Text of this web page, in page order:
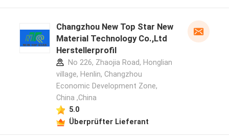
Changzhou New Top Star New
Material Technology Co.,Ltd
Herstellerprofil
No 226, Zhaojia Road, Honglian
village, Henlin, Changzhou
Economic Development Zone,
China ,China
5.0
Überprüfter Lieferant